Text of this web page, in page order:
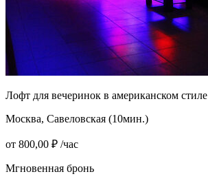
Лофт для вечеринок в американском стиле
Москва, Савеловская (10мин.)
от 800,00 ₽ /час
Мгновенная бронь